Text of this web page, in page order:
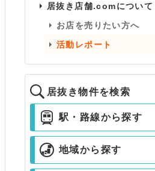
居抜き店舗.comについて
お店を売りたい方へ
活動レポート
居抜き物件を検索
駅・路線から探す
地域から探す